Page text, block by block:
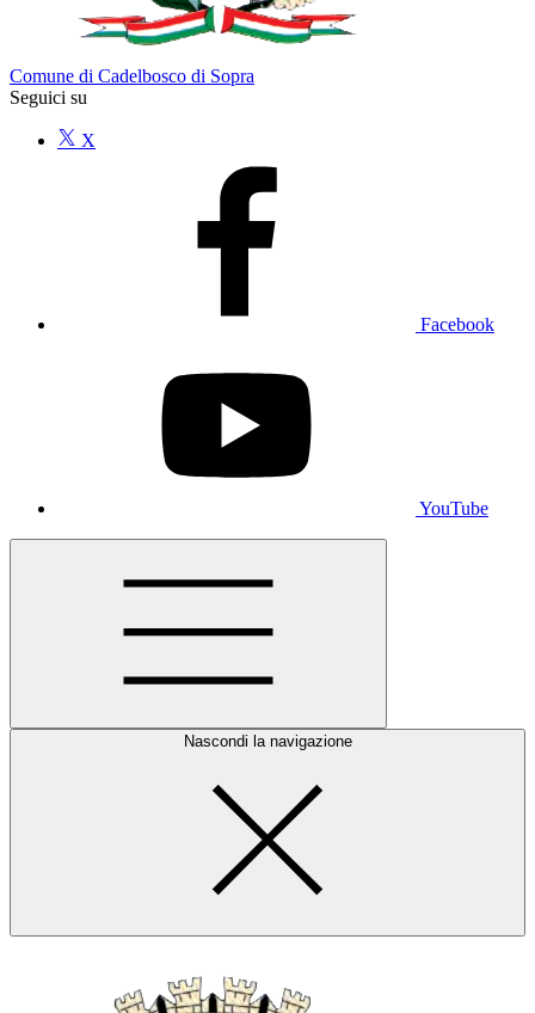
Comune di Cadelbosco di Sopra
Seguici su
X
Facebook
YouTube
Nascondi la navigazione